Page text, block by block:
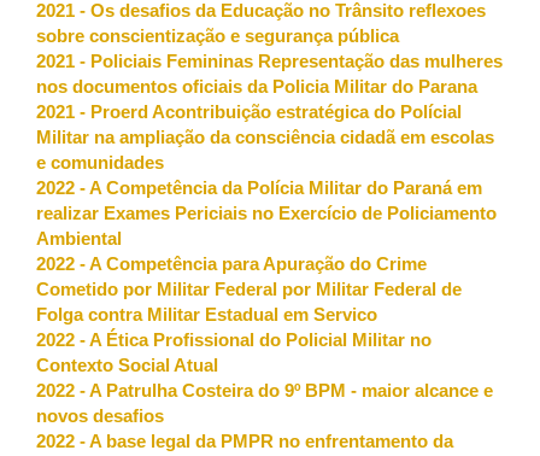
2021 - Os desafios da Educação no Trânsito reflexoes
sobre conscientização e segurança pública
2021 - Policiais Femininas Representação das mulheres
nos documentos oficiais da Policia Militar do Parana
2021 - Proerd Acontribuição estratégica do Polícial
Militar na ampliação da consciência cidadã em escolas
e comunidades
2022 - A Competência da Polícia Militar do Paraná em
realizar Exames Periciais no Exercício de Policiamento
Ambiental
2022 - A Competência para Apuração do Crime
Cometido por Militar Federal por Militar Federal de
Folga contra Militar Estadual em Servico
2022 - A Ética Profissional do Policial Militar no
Contexto Social Atual
2022 - A Patrulha Costeira do 9º BPM - maior alcance e
novos desafios
2022 - A base legal da PMPR no enfrentamento da